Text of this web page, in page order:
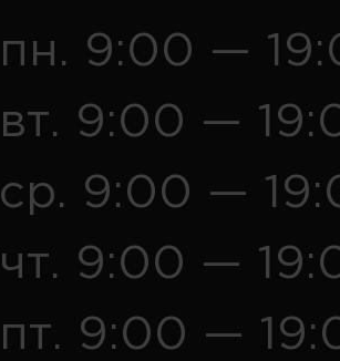
пн. 9:00 —
вт. 9:00 —
ср. 9:00 —
чт. 9:00 —
пт. 9:00 —